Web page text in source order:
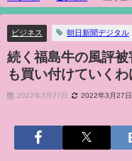
けていくわけ
ビジネス 朝日新聞デジタル
続く福島牛の風評
も買い付けていくわ
2022年3月27日 2022年3月27日